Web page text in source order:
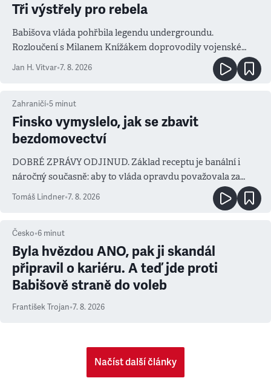
Tři výstřely pro rebela
Babišova vláda pohřbila legendu undergroundu.
Rozloučení s Milanem Knížákem doprovodily vojenské
Jan H. Vitvar•7. 8. 2026
Zahraničí•5 minut
Finsko vymyslelo, jak se zbavit
bezdomovectví
DOBRÉ ZPRÁVY ODJINUD. Základ receptu je banální i
náročný současně: aby to vláda opravdu považovala za
Tomáš Lindner•7. 8. 2026
Česko•6 minut
Byla hvězdou ANO, pak ji skandál
připravil o kariéru. A teď jde proti
Babišově straně do voleb
František Trojan•7. 8. 2026
Načíst další články